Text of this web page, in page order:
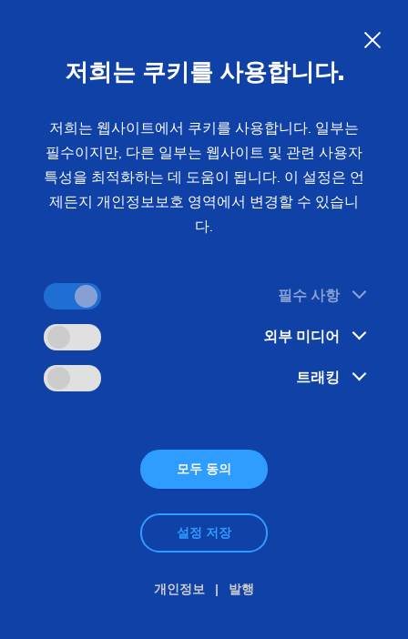
EMAG은 수직형 픽업 선반 VL 8을 통해 120mm 전
차 탄약의 까다로운 가공에 적홥한 고객 맞춤형 생
산 시스템을 제공합니다. 당사의 가공 전문성은 최신
탄약 부품의 기능 및 신뢰성에 결정적인 요소인 최고
의 치수 정확도와 표면 품질을 보장합니다.
저희는 쿠키를 사용합니다.
저희는 웹사이트에서 쿠키를 사용합니다. 일부는
필수이지만, 다른 일부는 웹사이트 및 관련 사용자
특성을 최적화하는 데 도움이 됩니다. 이 설정은 언
제든지 개인정보보호 영역에서 변경할 수 있습니
다.
필수 사항
외부 미디어
트래킹
모두 동의
설정 저장
개인정보 발행